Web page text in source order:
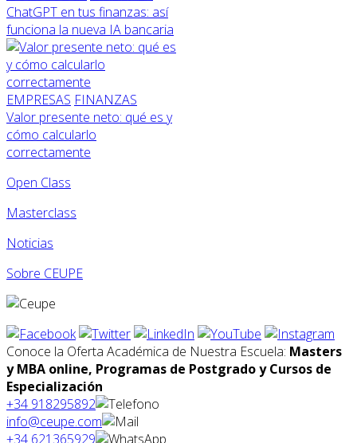
ChatGPT en tus finanzas: así
funciona la nueva IA bancaria
EMPRESAS FINANZAS
Valor presente neto: qué es y
cómo calcularlo
correctamente
Open Class
Masterclass
Noticias
Sobre CEUPE
Conoce la Oferta Académica de Nuestra Escuela: Masters
y MBA online, Programas de Postgrado y Cursos de
Especialización
+34 918295892
info@ceupe.com
+34 621365929